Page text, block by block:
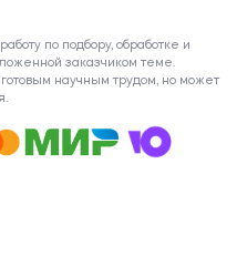
по подбору, обработке и
заказчиком теме.
научным трудом, но может